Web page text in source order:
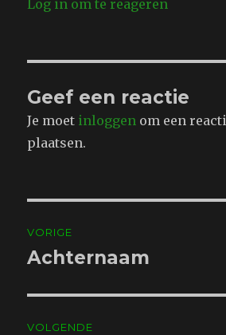
Log in om te reageren
Geef een reactie
Je moet inloggen om een
plaatsen.
navigatie
VORIGE
Vorig
Achternaam
VOLGENDE